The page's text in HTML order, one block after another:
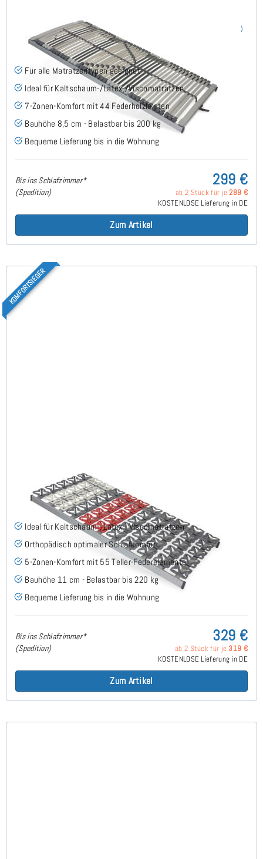
Nimbo 44 NV - Lattenrost 70x200 cm (186)
Für alle Matratzentypen geeignet
Ideal für Kaltschaum-/Latex-/Viscomatratzen
7-Zonen-Komfort mit 44 Federholzleisten
Bauhöhe 8,5 cm - Belastbar bis 200 kg
Bequeme Lieferung bis in die Wohnung
Bis ins Schlafzimmer*
(Spedition)
299 €
ab 2 Stück für je289 €
KOSTENLOSE Lieferung in DE
Zum Artikel
KOMFORTSIEGER
Cirro NV - Tellerlattenrost 70x200 cm
Ideal für Kaltschaum-, Latex-, Viscomatratzen
Orthopädisch optimaler Schlafkomfort
5-Zonen-Komfort mit 55 Teller-Federelemente
Bauhöhe 11 cm - Belastbar bis 220 kg
Bequeme Lieferung bis in die Wohnung
Bis ins Schlafzimmer*
(Spedition)
329 €
ab 2 Stück für je 319 €
KOSTENLOSE Lieferung in DE
Zum Artikel